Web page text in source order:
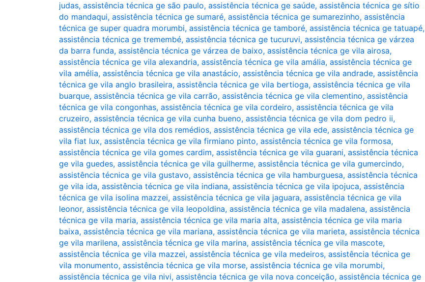
judas, assistência técnica ge são paulo, assistência técnica ge saúde, assistência técnica ge sítio
do mandaqui, assistência técnica ge sumaré, assistência técnica ge sumarezinho, assistência
técnica ge super quadra morumbi, assistência técnica ge tamboré, assistência técnica ge tatuapé,
assistência técnica ge tremembé, assistência técnica ge tucuruvi, assistência técnica ge várzea
da barra funda, assistência técnica ge várzea de baixo, assistência técnica ge vila airosa,
assistência técnica ge vila alexandria, assistência técnica ge vila amália, assistência técnica ge
vila amélia, assistência técnica ge vila anastácio, assistência técnica ge vila andrade, assistência
técnica ge vila anglo brasileira, assistência técnica ge vila bertioga, assistência técnica ge vila
buarque, assistência técnica ge vila carrão, assistência técnica ge vila clementino, assistência
técnica ge vila congonhas, assistência técnica ge vila cordeiro, assistência técnica ge vila
cruzeiro, assistência técnica ge vila cunha bueno, assistência técnica ge vila dom pedro ii,
assistência técnica ge vila dos remédios, assistência técnica ge vila ede, assistência técnica ge
vila fiat lux, assistência técnica ge vila firmiano pinto, assistência técnica ge vila formosa,
assistência técnica ge vila gomes cardim, assistência técnica ge vila guarani, assistência técnica
ge vila guedes, assistência técnica ge vila guilherme, assistência técnica ge vila gumercindo,
assistência técnica ge vila gustavo, assistência técnica ge vila hamburguesa, assistência técnica
ge vila ida, assistência técnica ge vila indiana, assistência técnica ge vila ipojuca, assistência
técnica ge vila isolina mazzei, assistência técnica ge vila jaguara, assistência técnica ge vila
leonor, assistência técnica ge vila leopoldina, assistência técnica ge vila madalena, assistência
técnica ge vila maria, assistência técnica ge vila maria alta, assistência técnica ge vila maria
baixa, assistência técnica ge vila mariana, assistência técnica ge vila marieta, assistência técnica
ge vila marilena, assistência técnica ge vila marina, assistência técnica ge vila mascote,
assistência técnica ge vila mazzei, assistência técnica ge vila medeiros, assistência técnica ge
vila monumento, assistência técnica ge vila morse, assistência técnica ge vila morumbi,
assistência técnica ge vila nivi, assistência técnica ge vila nova conceição, assistência técnica ge